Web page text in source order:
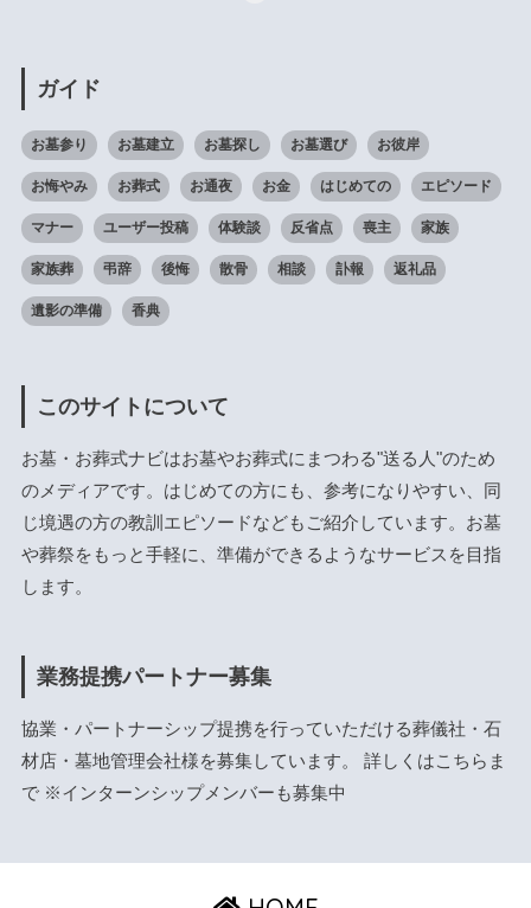
ガイド
お墓参り お墓建立 お墓探し お墓選び お彼岸
お悔やみ お葬式 お通夜 お金 はじめての エピソード
マナー ユーザー投稿 体験談 反省点 喪主 家族
家族葬 弔辞 後悔 散骨 相談 訃報 返礼品
遺影の準備 香典
このサイトについて
お墓・お葬式ナビはお墓やお葬式にまつわる"送る人"のため
のメディアです。はじめての方にも、参考になりやすい、同
じ境遇の方の教訓エピソードなどもご紹介しています。お墓
や葬祭をもっと手軽に、準備ができるようなサービスを目指
します。
業務提携パートナー募集
協業・パートナーシップ提携を行っていただける葬儀社・石
材店・墓地管理会社様を募集しています。 詳しくはこちら ま
で ※インターンシップメンバーも募集中